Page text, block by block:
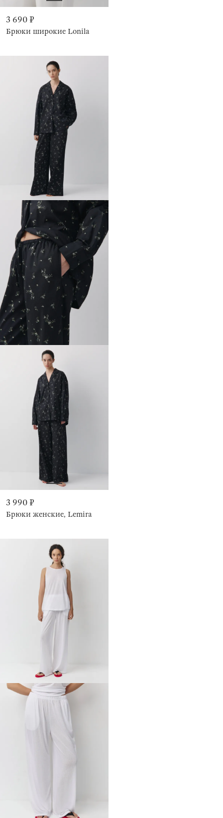
3 690 ₽
Брюки широкие Lonila
3 990 ₽
Брюки женские, Lemira